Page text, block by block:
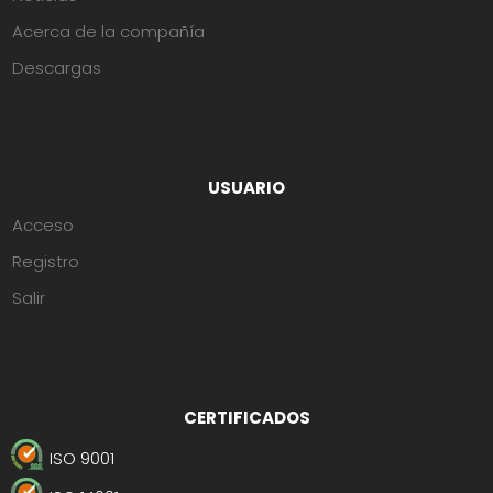
Acerca de la compañía
Descargas
USUARIO
Acceso
Registro
Salir
CERTIFICADOS
ISO 9001